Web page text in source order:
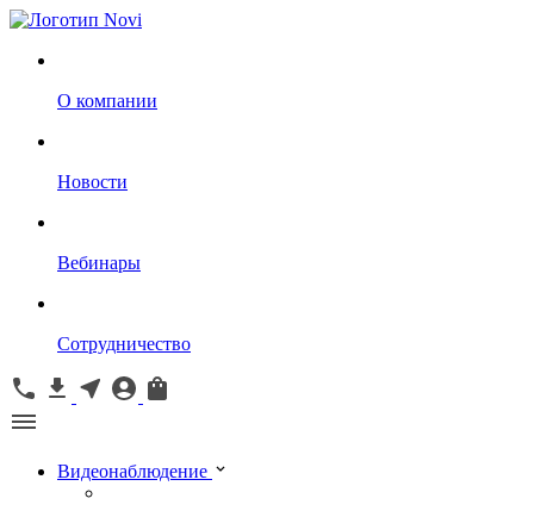
О компании
Новости
Вебинары
Сотрудничество
Видеонаблюдение